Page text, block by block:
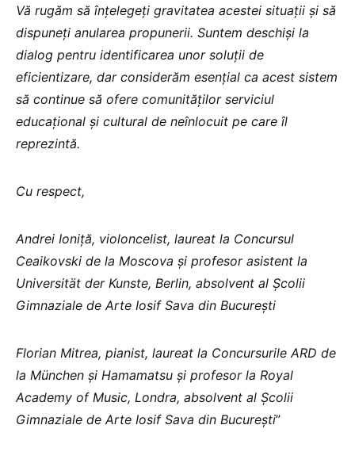
Vă rugăm să înțelegeți gravitatea acestei situații și să
dispuneți anularea propunerii. Suntem deschiși la
dialog pentru identificarea unor soluții de
eficientizare, dar considerăm esențial ca acest sistem
să continue să ofere comunităților serviciul
educațional și cultural de neînlocuit pe care îl
reprezintă.
Cu respect,
Andrei Ioniță, violoncelist, laureat la Concursul
Ceaikovski de la Moscova și profesor asistent la
Universität der Kunste, Berlin, absolvent al Școlii
Gimnaziale de Arte Iosif Sava din București
Florian Mitrea, pianist, laureat la Concursurile ARD de
la München și Hamamatsu și profesor la Royal
Academy of Music, Londra, absolvent al Școlii
Gimnaziale de Arte Iosif Sava din București”